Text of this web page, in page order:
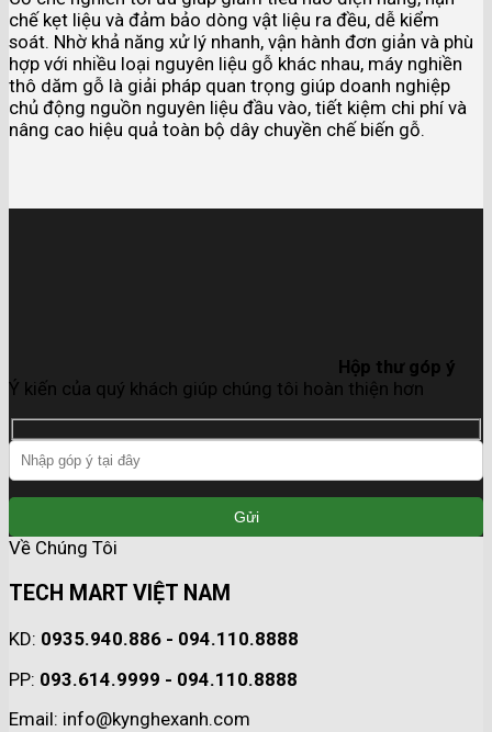
chế kẹt liệu và đảm bảo dòng vật liệu ra đều, dễ kiểm
soát. Nhờ khả năng xử lý nhanh, vận hành đơn giản và phù
hợp với nhiều loại nguyên liệu gỗ khác nhau, máy nghiền
thô dăm gỗ là giải pháp quan trọng giúp doanh nghiệp
chủ động nguồn nguyên liệu đầu vào, tiết kiệm chi phí và
nâng cao hiệu quả toàn bộ dây chuyền chế biến gỗ.
Hộp thư góp ý
Ý kiến của quý khách giúp chúng tôi hoàn thiện hơn
Về Chúng Tôi
TECH MART VIỆT NAM
KD: 0935.940.886 - 094.110.8888
PP: 093.614.9999 - 094.110.8888
Email: info@kynghexanh.com